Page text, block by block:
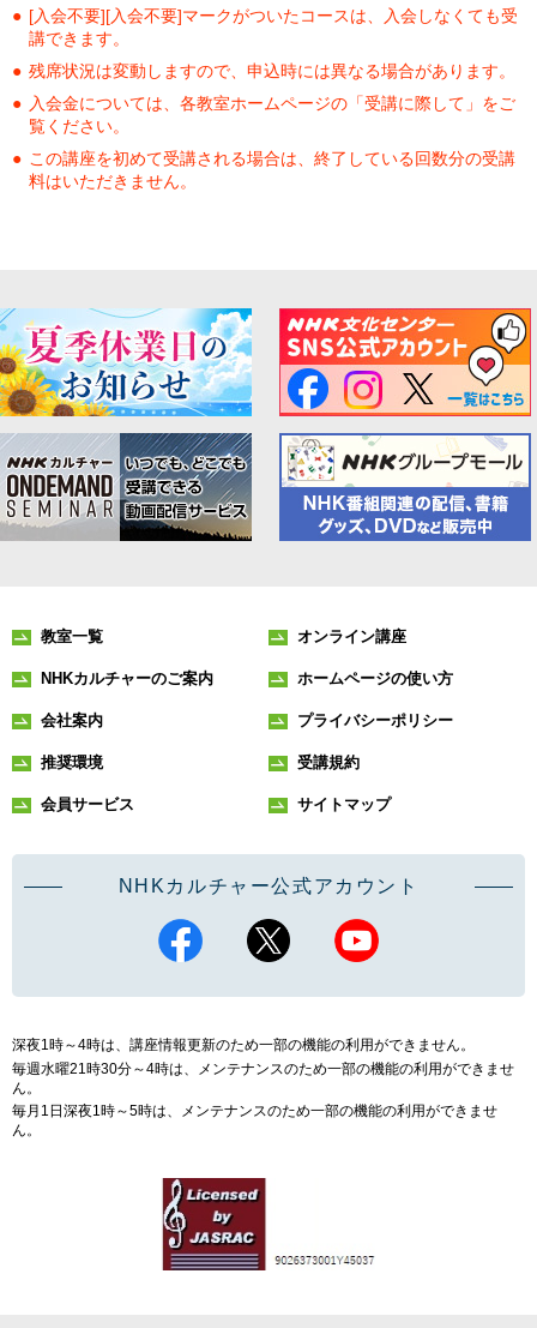
[入会不要][入会不要]マークがついたコースは、入会しなくても受
講できます。
残席状況は変動しますので、申込時には異なる場合があります。
入会金については、各教室ホームページの「受講に際して」をご
覧ください。
この講座を初めて受講される場合は、終了している回数分の受講
料はいただきません。
教室一覧 オンライン講座
NHKカルチャーのご案内 ホームページの使い方
会社案内 プライバシーポリシー
推奨環境 受講規約
会員サービス サイトマップ
NHKカルチャー公式アカウント
深夜1時～4時は、講座情報更新のため一部の機能の利用ができません。
毎週水曜21時30分～4時は、メンテナンスのため一部の機能の利用ができませ
ん。
毎月1日深夜1時～5時は、メンテナンスのため一部の機能の利用ができませ
ん。